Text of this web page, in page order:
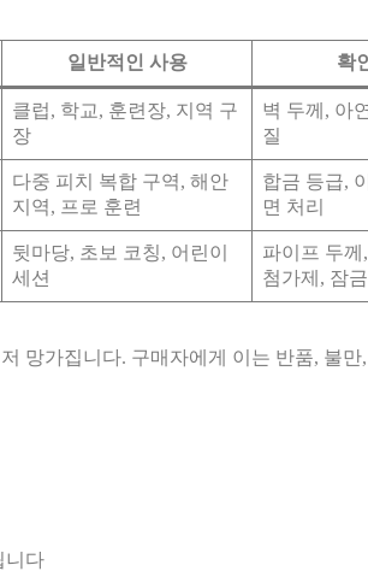
일반적인 사용 확
클럽, 학교, 훈련장, 지역 구
장
벽 두께, 아
질
다중 피치 복합 구역, 해안
지역, 프로 훈련
합금 등급,
면 처리
뒷마당, 초보 코칭, 어린이
세션
파이프 두
첨가제, 잠
망가집니다. 구매자에게 이는 반품, 불만
니다